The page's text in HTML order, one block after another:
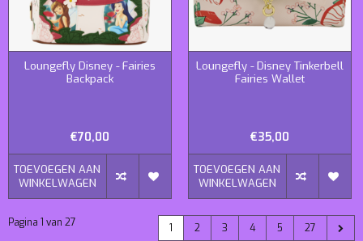
Loungefly Disney - Fairies
Backpack
€70,00
TOEVOEGEN AAN
WINKELWAGEN
Loungefly - Disney Tinkerbell
Fairies Wallet
€35,00
TOEVOEGEN AAN
WINKELWAGEN
Pagina 1 van 27 1 2 3 4 5 27